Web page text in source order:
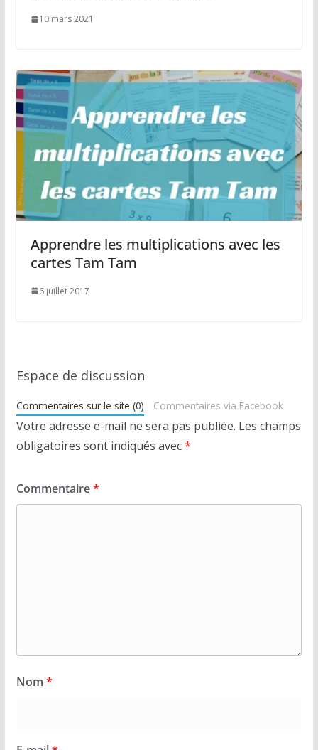
10 mars 2021
Apprendre les multiplications avec les
cartes Tam Tam
6 juillet 2017
Espace de discussion
Commentaires sur le site (0) Commentaires via Facebook
Votre adresse e-mail ne sera pas publiée. Les champs
obligatoires sont indiqués avec*
Commentaire*
Nom *